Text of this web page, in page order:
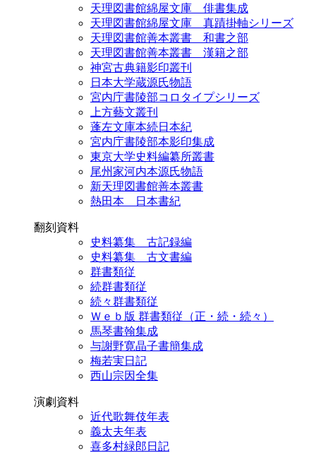
天理図書館綿屋文庫 俳書集成
天理図書館綿屋文庫 真蹟掛軸シリーズ
天理図書館善本叢書 和書之部
天理図書館善本叢書 漢籍之部
神宮古典籍影印叢刊
日本大学蔵源氏物語
宮内庁書陵部コロタイプシリーズ
上方藝文叢刊
蓬左文庫本続日本紀
宮内庁書陵部本影印集成
東京大学史料編纂所叢書
尾州家河内本源氏物語
新天理図書館善本叢書
熱田本 日本書紀
翻刻資料
史料纂集 古記録編
史料纂集 古文書編
群書類従
続群書類従
続々群書類従
Ｗｅｂ版 群書類従（正・続・続々）
馬琴書翰集成
与謝野寛晶子書簡集成
梅若実日記
西山宗因全集
演劇資料
近代歌舞伎年表
義太夫年表
喜多村緑郎日記